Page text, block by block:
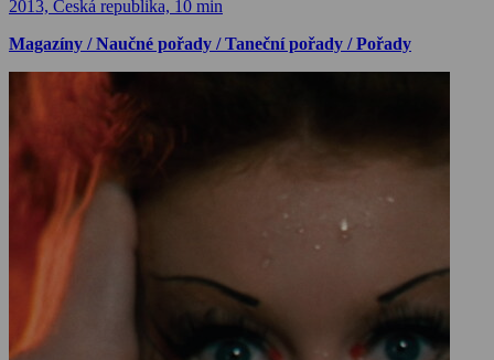
2013, Česká republika, 10 min
Magazíny / Naučné pořady / Taneční pořady / Pořady